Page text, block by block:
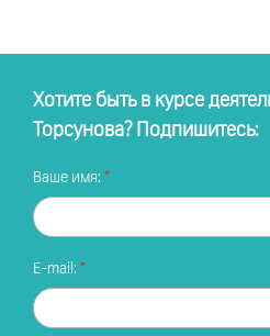
Хотите быть в курсе
Торсунова? Подпишитесь:
Ваше имя:
E-mail: